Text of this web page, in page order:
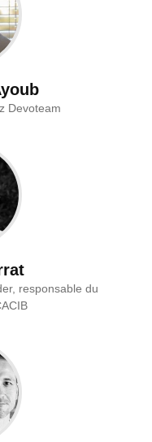
Devoteam
responsable du